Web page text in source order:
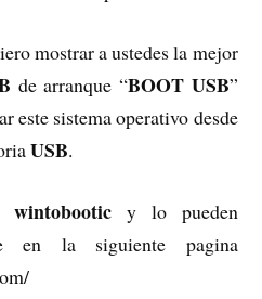
mostrar a ustedes la mejor
de arranque “BOOT USB”
este sistema operativo desde
USB.
wintobooticy lo pueden
en la siguiente pagina